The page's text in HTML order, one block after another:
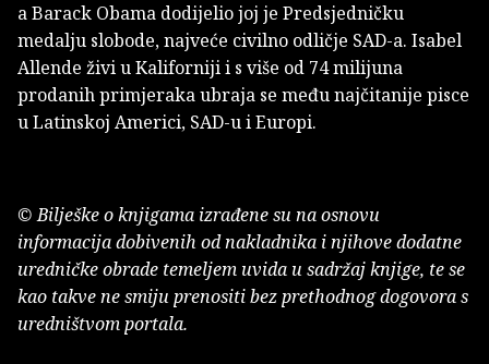
a Barack Obama dodijelio joj je Predsjedničku
medalju slobode, najveće civilno odličje SAD-a. Isabel
Allende živi u Kaliforniji i s više od 74 milijuna
prodanih primjeraka ubraja se među najčitanije pisce
u Latinskoj Americi, SAD-u i Europi.
© Bilješke o knjigama izrađene su na osnovu
informacija dobivenih od nakladnika i njihove dodatne
uredničke obrade temeljem uvida u sadržaj knjige, te se
kao takve ne smiju prenositi bez prethodnog dogovora s
uredništvom portala.